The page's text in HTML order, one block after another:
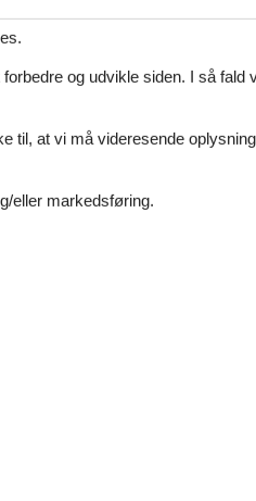
og udvikle siden. I så fald
til, at vi må videresende
eller markedsføring.